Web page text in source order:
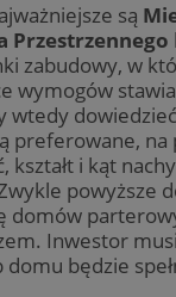
są
Przestrzennego
zabudowy, w
wymogów
wtedy
preferowane, na
kształt i kąt
powyższe
domów
Inwestor
będzie